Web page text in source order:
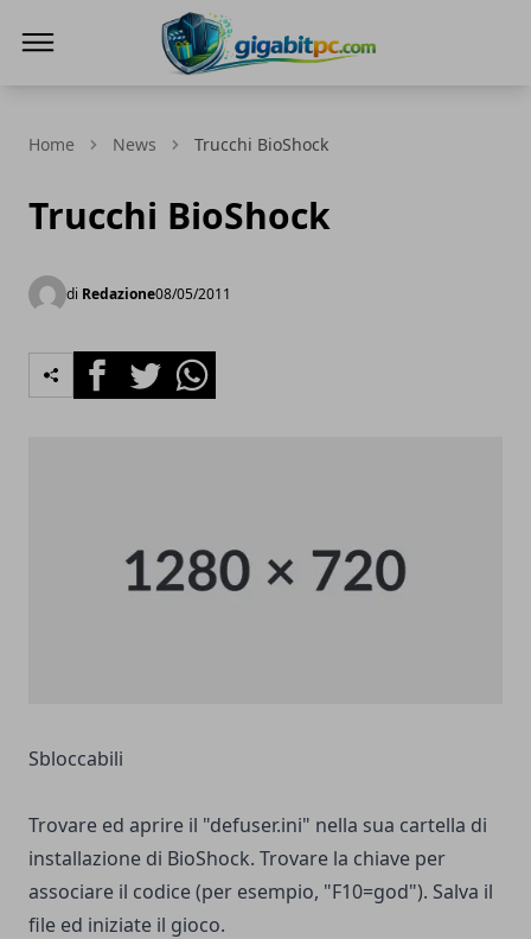
Home News Trucchi BioShock
Trucchi BioShock
di Redazione08/05/2011
FacebookTwitterWhatsapp
Sbloccabili
Trovare ed aprire il "defuser.ini" nella sua cartella di
installazione di BioShock. Trovare la chiave per
associare il codice (per esempio, "F10=god"). Salva il
file ed iniziate il gioco.